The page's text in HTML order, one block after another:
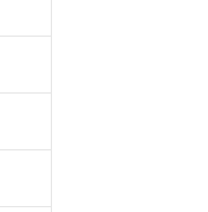
が提供可能な商品です。
切り替える予定のある商
調査中または確認中の商